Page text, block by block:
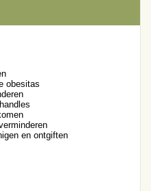
obesitas
en ontgiften